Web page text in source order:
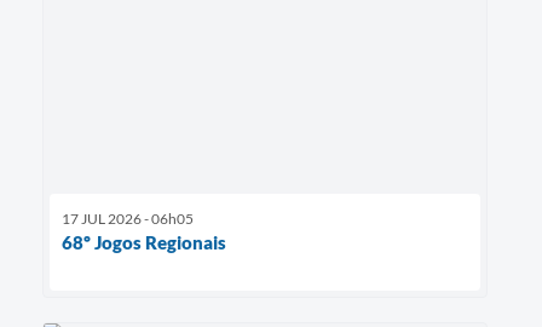
17 JUL 2026 - 06h05
68º Jogos Regionais